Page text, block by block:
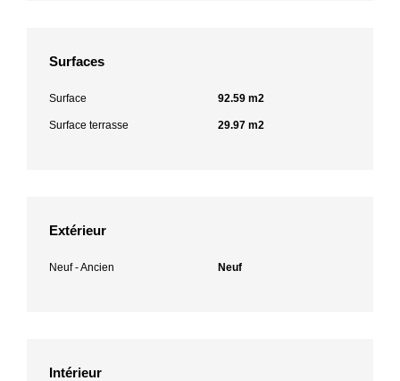
Surfaces
Surface 92.59 m2
Surface terrasse 29.97 m2
Extérieur
Neuf - Ancien Neuf
Intérieur